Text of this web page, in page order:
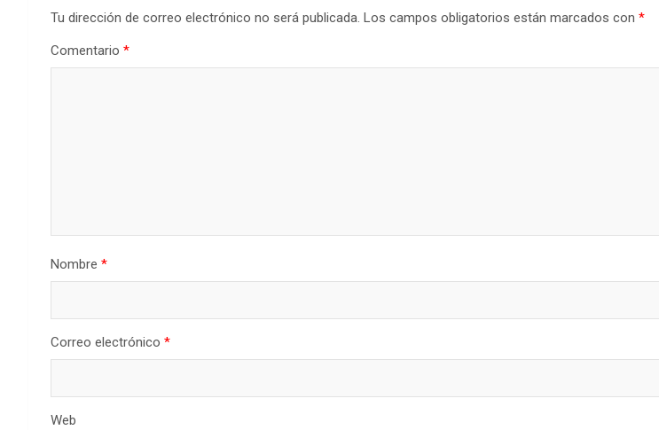
Tu dirección de correo electrónico no será publicada. Los campos obligatorios están marcados con *
Comentario *
Nombre *
Correo electrónico *
Web